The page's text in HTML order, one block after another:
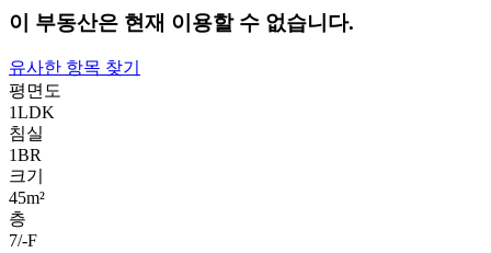
이 부동산은 현재 이용할 수 없습니다.
유사한 항목 찾기
평면도
1LDK
침실
1BR
크기
45m²
층
7/-F